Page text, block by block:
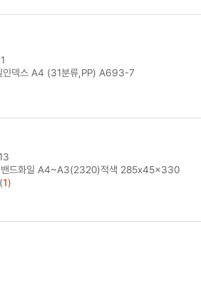
인덱스 A4 (31분류,PP) A693-7
밴드화일 A4~A3(2320)적색 285x45x330
1)